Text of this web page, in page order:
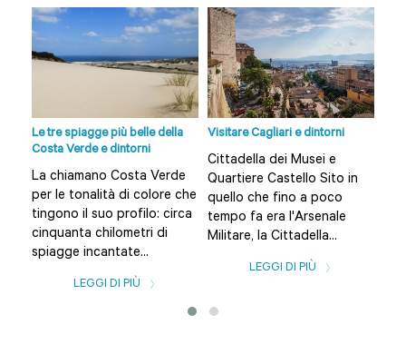
Le tre spiagge più belle della
Costa Verde e dintorni
La chiamano Costa Verde
per le tonalità di colore che
tingono il suo profilo: circa
cinquanta chilometri di
spiagge incantate...
LEGGI DI PIÙ
Visitare Cagliari e dintorni
Cittadella dei Musei e
Quartiere Castello Sito in
quello che fino a poco
tempo fa era l'Arsenale
Militare, la Cittadella...
LEGGI DI PIÙ